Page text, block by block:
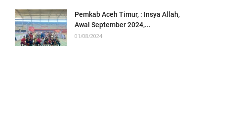
Pemkab Aceh Timur, : Insya Allah,
Awal September 2024,...
01/08/2024